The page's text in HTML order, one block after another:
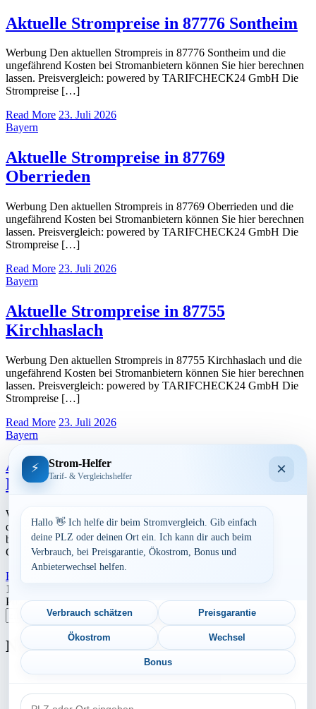
Aktuelle Strompreise in 87776 Sontheim
Werbung Den aktuellen Strompreis in 87776 Sontheim und die
ungefährend Kosten bei Stromanbietern können Sie hier berechnen
lassen. Preisvergleich: powered by TARIFCHECK24 GmbH Die
Strompreise […]
Read More 23. Juli 2026
Bayern
Aktuelle Strompreise in 87769
Oberrieden
Werbung Den aktuellen Strompreis in 87769 Oberrieden und die
ungefährend Kosten bei Stromanbietern können Sie hier berechnen
lassen. Preisvergleich: powered by TARIFCHECK24 GmbH Die
Strompreise […]
Read More 23. Juli 2026
Bayern
Aktuelle Strompreise in 87755
Kirchhaslach
Werbung Den aktuellen Strompreis in 87755 Kirchhaslach und die
ungefährend Kosten bei Stromanbietern können Sie hier berechnen
lassen. Preisvergleich: powered by TARIFCHECK24 GmbH Die
Strompreise […]
Read More 23. Juli 2026
Bayern
Aktuelle Strompreise in 87766
Memmingerberg
Werbung Den aktuellen Strompreis in 87766 Memmingerberg und
die ungefährend Kosten bei Stromanbietern können Sie hier
berechnen lassen. Preisvergleich: powered by TARIFCHECK24
GmbH Die Strompreise […]
Read More
Seitennummerierung
der
Beiträge
1
Postleitzahl eingeben
Suchen
Neu berechnet
Aktuelle Strompreise in 08304 Schönheide
⚡ Strom-Helfer
Tarif- & Vergleichshelfer ×
Hallo 👋 Ich helfe dir beim Stromvergleich. Gib einfach
deine PLZ oder deinen Ort ein. Ich kann dir auch beim
Verbrauch, bei Preisgarantie, Ökostrom, Bonus und
Anbieterwechsel helfen.
Verbrauch schätzen Preisgarantie
Ökostrom Wechsel
Bonus
PLZ